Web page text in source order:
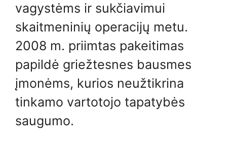
vagystėms ir sukčiavimui
skaitmeninių operacijų metu.
2008 m. priimtas pakeitimas
papildė griežtesnes bausmes
įmonėms, kurios neužtikrina
tinkamo vartotojo tapatybės
saugumo.